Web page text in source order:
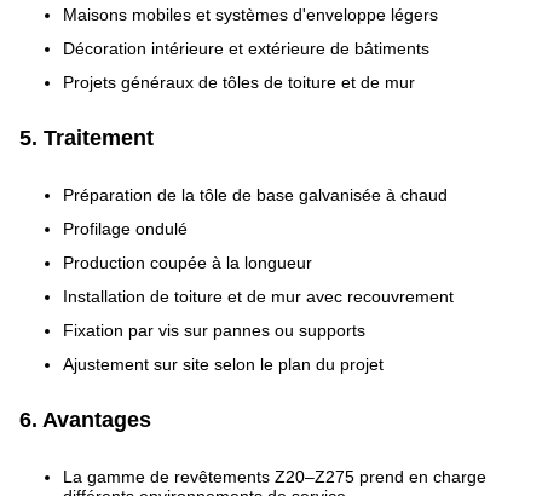
Maisons mobiles et systèmes d'enveloppe légers
Décoration intérieure et extérieure de bâtiments
Projets généraux de tôles de toiture et de mur
5. Traitement
Préparation de la tôle de base galvanisée à chaud
Profilage ondulé
Production coupée à la longueur
Installation de toiture et de mur avec recouvrement
Fixation par vis sur pannes ou supports
Ajustement sur site selon le plan du projet
6. Avantages
La gamme de revêtements Z20–Z275 prend en charge